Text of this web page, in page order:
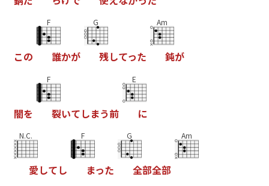
この
F
誰かが
G
残してった
Am
鈍が
闇を
F
裂いてしまう前
E
に
N.C.
愛してし
F
まった
G
全部全部
Am